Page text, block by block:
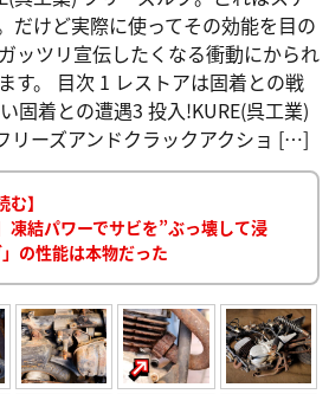
だけど実際に使ってその効能を目の
ッツリ宣伝したくなる衝動にかられ
す。 目次 1 レストアは固着との戦
固着との遭遇3 投入!KURE(呉工業)
リーズアンドクラックアクショ […]
】
凍結パワーでサビを”ぶっ壊して浸
の性能は本物だった